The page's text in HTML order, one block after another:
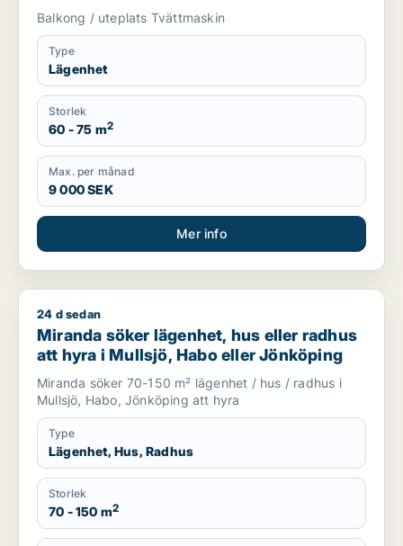
Balkong / uteplats Tvättmaskin
Type
Lägenhet
Storlek
60 - 75 m2
Max. per månad
9 000 SEK
Mer info
Miranda söker lägenhet, hus eller radhus att hyra i Mullsjö,
24 d sedan
Miranda söker lägenhet, hus eller radhus
att hyra i Mullsjö, Habo eller Jönköping
Miranda söker 70-150 m² lägenhet / hus / radhus i
Mullsjö, Habo, Jönköping att hyra
Type
Lägenhet, Hus, Radhus
Storlek
70 - 150 m2